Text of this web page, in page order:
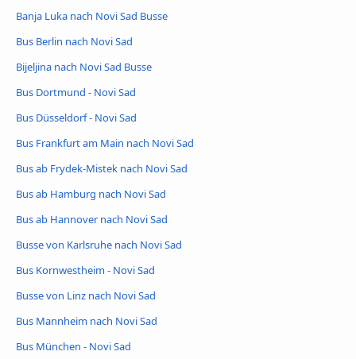
Banja Luka nach Novi Sad Busse
Bus Berlin nach Novi Sad
Bijeljina nach Novi Sad Busse
Bus Dortmund - Novi Sad
Bus Düsseldorf - Novi Sad
Bus Frankfurt am Main nach Novi Sad
Bus ab Frydek-Mistek nach Novi Sad
Bus ab Hamburg nach Novi Sad
Bus ab Hannover nach Novi Sad
Busse von Karlsruhe nach Novi Sad
Bus Kornwestheim - Novi Sad
Busse von Linz nach Novi Sad
Bus Mannheim nach Novi Sad
Bus München - Novi Sad